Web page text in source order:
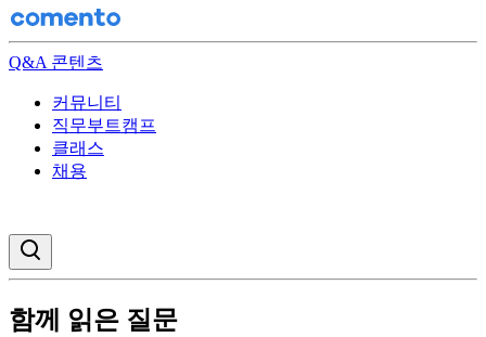
Q&A 콘텐츠
커뮤니티
직무부트캠프
클래스
채용
함께 읽은 질문